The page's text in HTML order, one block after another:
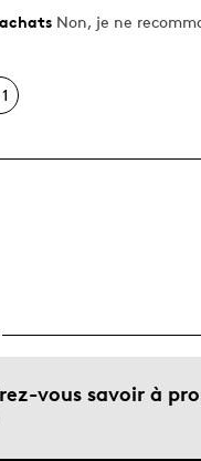
Non, je ne
1
vous savoir à